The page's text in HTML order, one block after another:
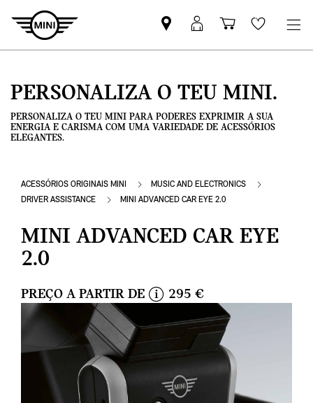
Pesquisar
parceiro
Iniciar
sessão
Carrinho
de
Wishlist
PERSONALIZA O TEU MINI.
PERSONALIZA O TEU MINI PARA PODERES EXPRIMIR A SUA
ENERGIA E CARISMA COM UMA VARIEDADE DE ACESSÓRIOS
ELEGANTES.
ACESSÓRIOS ORIGINAIS MINI
MUSIC AND ELECTRONICS
DRIVER ASSISTANCE
MINI ADVANCED CAR EYE 2.0
MINI ADVANCED CAR EYE
2.0
PREÇO A PARTIR DE
n
f
o
295 €